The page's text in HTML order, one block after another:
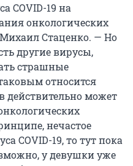
COVID-19 на
онкологических
Стаценко. — Но
другие вирусы,
страшные
относится
действительно может
нечастое
COVID-19, то тут пока
у девушки уже